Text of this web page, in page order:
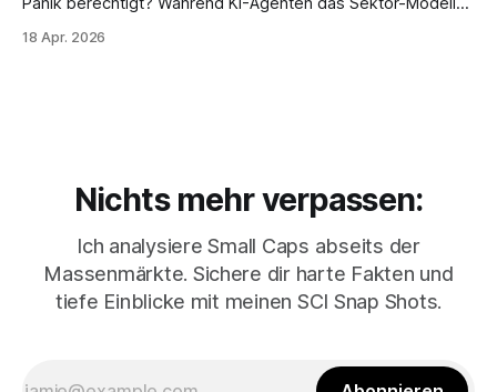
Wendepunkt. Analyse über Plattform-Stärke, massive
18 Apr. 2026
Nichts mehr verpassen:
Ich analysiere Small Caps abseits der
Massenmärkte. Sichere dir harte Fakten und
tiefe Einblicke mit meinen SCI Snap Shots.